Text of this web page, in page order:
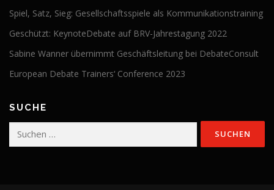
Spiel, Satz, Sieg: Gesellschaftsspiele als Kommunikationstraining
Geschützt: KeynoteDebate auf BRV-Jahrestagung 2022
Sabine Wanner übernimmt Geschäftsleitung bei DebateConsult
European Debate Trainers‘ Conference 2023
SUCHE
Suchen